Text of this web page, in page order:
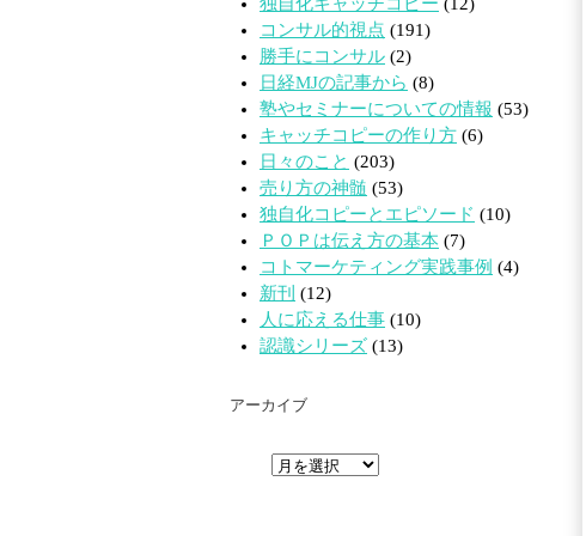
コンサル的視点 (191)
勝手にコンサル (2)
日経MJの記事から (8)
塾やセミナーについての情報 (53)
キャッチコピーの作り方 (6)
日々のこと (203)
売り方の神髄 (53)
独自化コピーとエピソード (10)
ＰＯＰは伝え方の基本 (7)
コトマーケティング実践事例 (4)
新刊 (12)
人に応える仕事 (10)
認識シリーズ (13)
アーカイブ